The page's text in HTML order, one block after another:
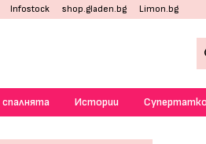
Infostock shop.gladen.bg Limon.bg
спалнята Истории